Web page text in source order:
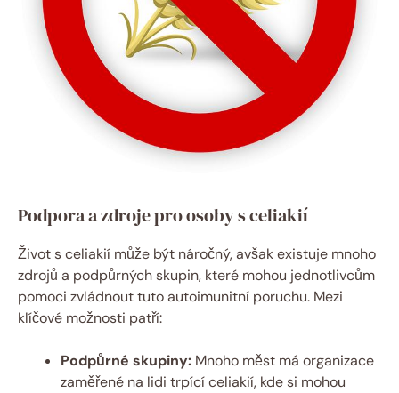
Podpora a zdroje pro osoby s celiakií
Život s celiakií může být náročný, avšak existuje mnoho
zdrojů a podpůrných skupin, které mohou jednotlivcům
pomoci zvládnout tuto autoimunitní poruchu. Mezi
klíčové možnosti patří:
Podpůrné skupiny: Mnoho měst má organizace
zaměřené na lidi trpící celiakií, kde si mohou